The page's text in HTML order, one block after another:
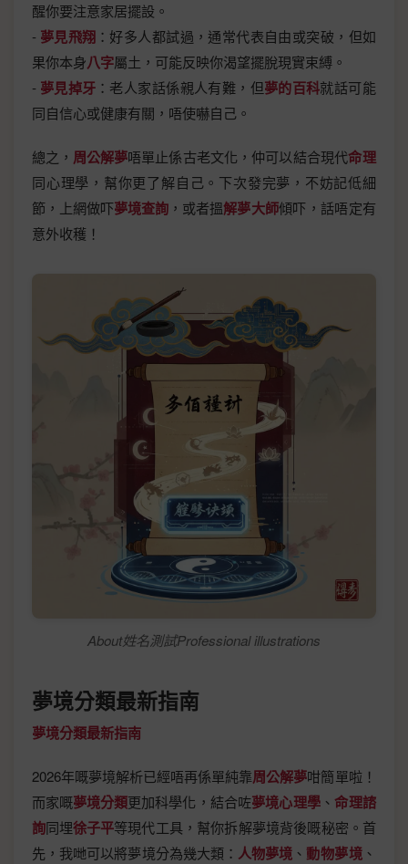
醒你要注意家居擺設。
- 夢見飛翔 ：好多人都試過，通常代表自由或突破，但如
果你本身八字屬土，可能反映你渴望擺脫現實束縛。
- 夢見掉牙 ：老人家話係親人有難，但夢的百科就話可能
同自信心或健康有關，唔使嚇自己。
總之， 周公解夢唔單止係古老文化，仲可以結合現代命理
同心理學，幫你更了解自己。下次發完夢，不妨記低細
節，上網做吓夢境查詢 ，或者搵解夢大師傾吓，話唔定有
意外收穫！
About姓名測試Professional illustrations
夢境分類最新指南
夢境分類最新指南
2026年嘅夢境解析已經唔再係單純靠周公解夢咁簡單啦！
而家嘅夢境分類更加科學化，結合咗夢境心理學 、 命理諮
詢同埋徐子平等現代工具，幫你拆解夢境背後嘅秘密。首
先，我哋可以將夢境分為幾大類： 人物夢境 、 動物夢境 、